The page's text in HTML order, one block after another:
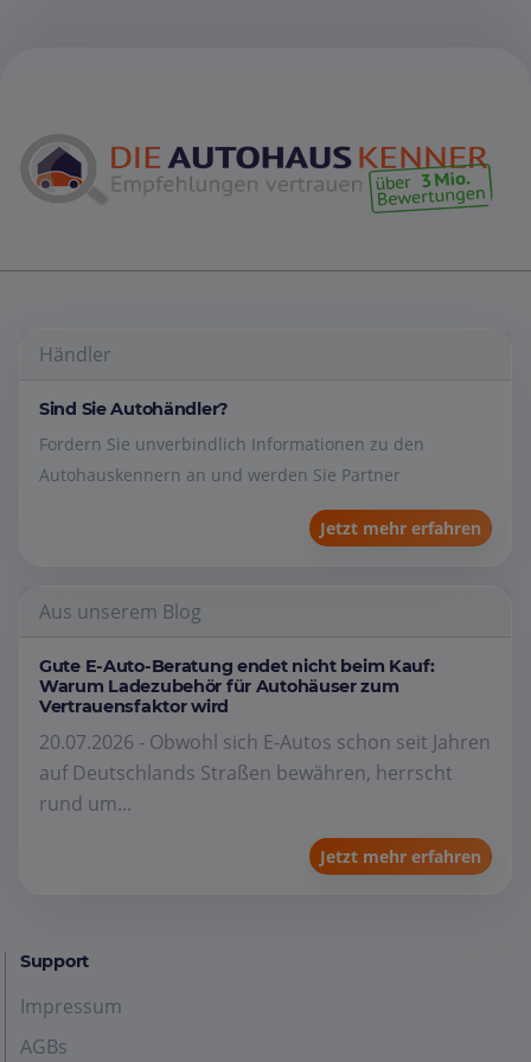
Händler
Sind Sie Autohändler?
Fordern Sie unverbindlich Informationen zu den
Autohauskennern an und werden Sie Partner
Jetzt mehr erfahren
Aus unserem Blog
Gute E-Auto-Beratung endet nicht beim Kauf:
Warum Ladezubehör für Autohäuser zum
Vertrauensfaktor wird
20.07.2026 - Obwohl sich E-Autos schon seit Jahren
auf Deutschlands Straßen bewähren, herrscht
rund um...
Jetzt mehr erfahren
Support
Impressum
AGBs